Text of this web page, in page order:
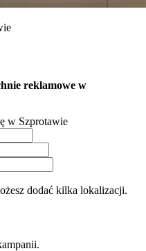
reklamowe w
w Szprotawie
dodać kilka lokalizacji.